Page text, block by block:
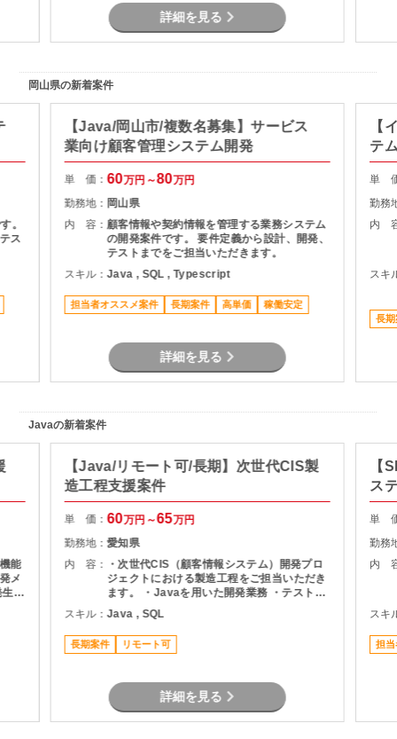
詳細を見る
岡山県の新着案件
。
ス
【Java/岡山市/複数名募集】サービス
業向け顧客管理システム開発
単 価：60万円～80万円
勤務地： 岡山県
内 容： 顧客情報や契約情報を管理する業務システム
の開発案件です。 要件定義から設計、開発、
テストまでをご担当いただきます。
スキル：Java , SQL , Typescript
担当者オススメ案件 長期案件 高単価 稼働安定
詳細を見る
【
テ
単
勤務
内
スキ
長期
Javaの新着案件
能
メ
【Java/リモート可/長期】次世代CIS製
造工程支援案件
単 価：60万円～65万円
勤務地：愛知県
内 容：
・次世代CIS（顧客情報システム）開発プロ
ジェクトにおける製造工程をご担当いただき
ます。 ・Javaを用いた開発業務 ・テスト実
施（Junit） ・Oracle環境での開発 ・結合工
程を中心とした開発支援
スキル：Java , SQL
長期案件 リモート可
詳細を見る
【
ス
単
勤務
内
スキ
担当